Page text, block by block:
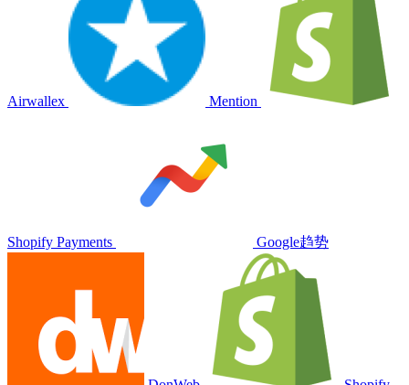
Airwallex Mention
Shopify Payments Google趋势